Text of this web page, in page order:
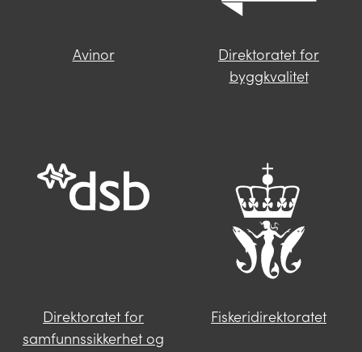
Finner du ikke svar på spørsmålet
saksbehandlere i Miljødirektoratet vil følge
deg opp videre.
Avinor
Direktoratet for
byggkvalitet
Direktoratet for
samfunnssikkerhet og
Fiskeridirektoratet